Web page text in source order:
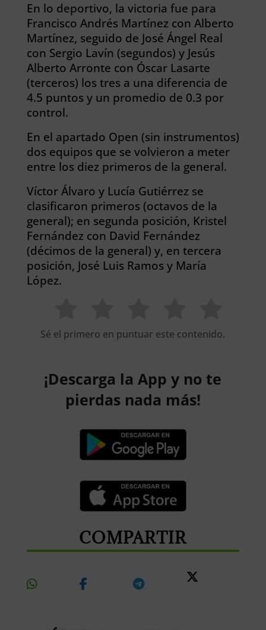
En lo deportivo, la victoria fue para
Francisco Andrés Martínez con Alberto
Martínez, seguido de José Ángel Real
con Sergio Lavín (segundos) y Jesús
Alberto Arronte con Óscar Lasarte
(terceros) los tres a una diferencia de
4.5 puntos y un promedio de 0.3 por
control.
En el apartado Open (sin instrumentos)
dos equipos que se volvieron a meter
entre los diez primeros de la general.
Víctor Álvaro y Lucía Gutiérrez se
clasificaron primeros (octavos de la
general); en segunda posición, Kristel
Fernández con David Fernández
(décimos de la general) y, en tercera
posición, José Luis Ramos y María
López.
Sé el primero en puntuar este contenido.
¡Descarga la App y no te
pierdas nada más!
COMPARTIR